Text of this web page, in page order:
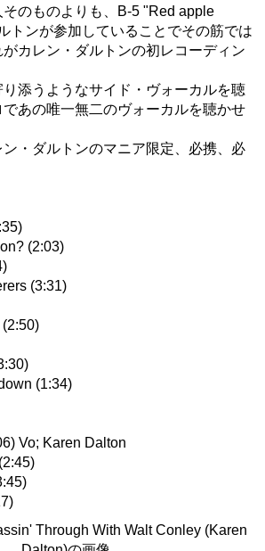
のものよりも、B-5 "Red apple
トンが参加していることでその筋では
カレン・ダルトンの初レコーディン
添うようなサイド・ヴォーカルを聴
あの唯一無二のヴォーカルを聴かせ
・ダルトンのマニア限定、必携、必
(2:03)
(3:31)
(1:34)
Vo; Karen Dalton